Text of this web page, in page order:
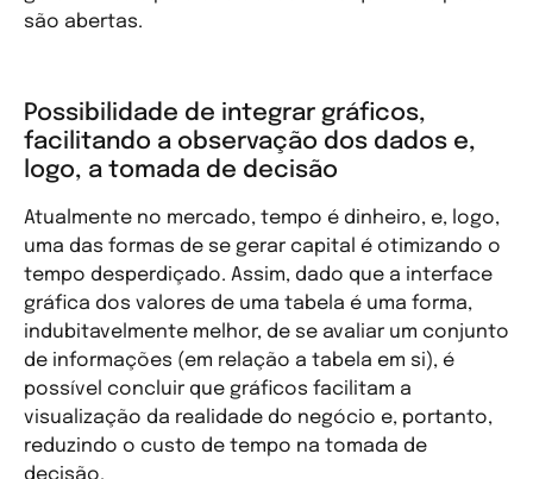
são abertas.
Possibilidade de integrar gráficos,
facilitando a observação dos dados e,
logo, a tomada de decisão
Atualmente no mercado, tempo é dinheiro, e, logo,
uma das formas de se gerar capital é otimizando o
tempo desperdiçado. Assim, dado que a interface
gráfica dos valores de uma tabela é uma forma,
indubitavelmente melhor, de se avaliar um conjunto
de informações (em relação a tabela em si), é
possível concluir que gráficos facilitam a
visualização da realidade do negócio e, portanto,
reduzindo o custo de tempo na tomada de
decisão.